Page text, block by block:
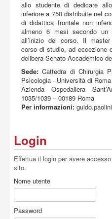
allo studente di dedicare
inferiore a 750 distribuite nel
di didattica frontale non
almeno 6 mesi secondo un
all’inizio del corso. Il
corso di studio, ad eccezione
delibera Senato Accademico
Sede: Cattedra di Chirurgia
Psicologia - Università di Roma
Azienda Ospedaliera
1035/1039 – 00189 Roma
Per informazioni:
Login
Effettua il login per avere
sito.
Nome utente
Password